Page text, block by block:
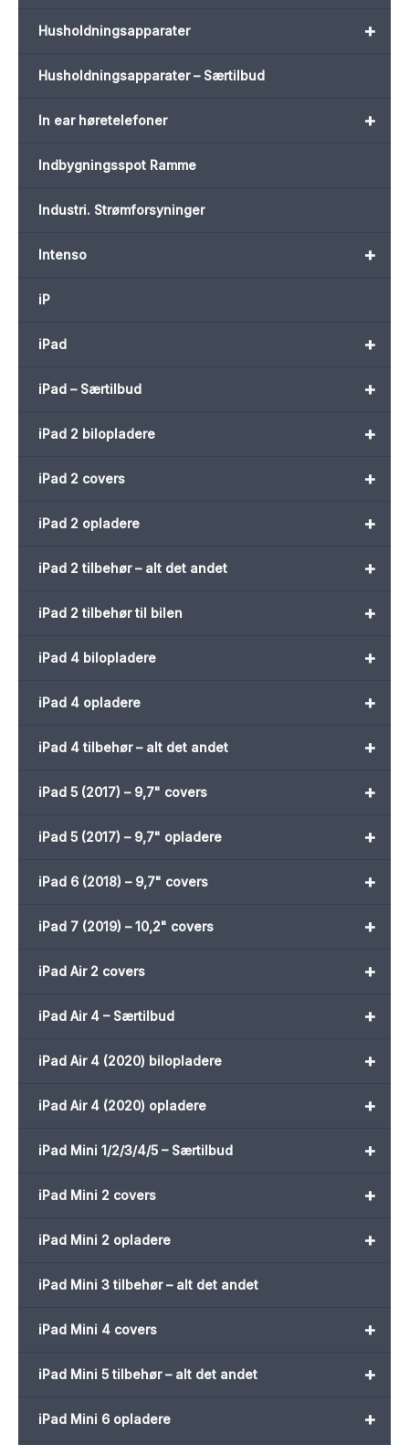
+
Husholdningsapparater
Husholdningsapparater – Særtilbud
+
In ear høretelefoner
Indbygningsspot Ramme
Industri. Strømforsyninger
+
Intenso
iP
+
iPad
+
iPad – Særtilbud
+
iPad 2 bilopladere
+
iPad 2 covers
+
iPad 2 opladere
+
iPad 2 tilbehør – alt det andet
+
iPad 2 tilbehør til bilen
+
iPad 4 bilopladere
+
iPad 4 opladere
+
iPad 4 tilbehør – alt det andet
+
iPad 5 (2017) – 9,7" covers
+
iPad 5 (2017) – 9,7" opladere
+
iPad 6 (2018) – 9,7" covers
+
iPad 7 (2019) – 10,2" covers
+
iPad Air 2 covers
+
iPad Air 4 – Særtilbud
+
iPad Air 4 (2020) bilopladere
+
iPad Air 4 (2020) opladere
+
iPad Mini 1/2/3/4/5 – Særtilbud
+
iPad Mini 2 covers
+
iPad Mini 2 opladere
iPad Mini 3 tilbehør – alt det andet
+
iPad Mini 4 covers
+
iPad Mini 5 tilbehør – alt det andet
+
iPad Mini 6 opladere